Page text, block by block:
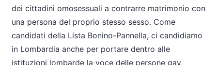
dei cittadini omosessuali a contrarre matrimonio con
una persona del proprio stesso sesso. Come
candidati della Lista Bonino-Pannella, ci candidiamo
in Lombardia anche per portare dentro alle
istituzioni lombarde la voce delle persone gay,